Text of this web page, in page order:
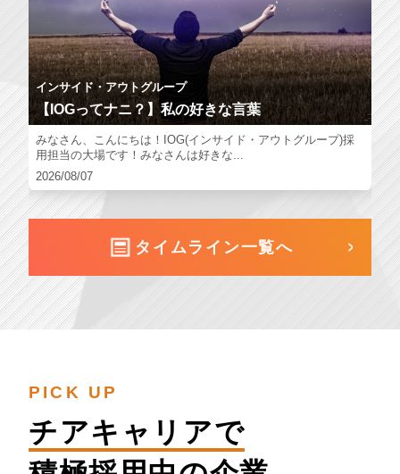
インサイド・アウトグループ
【IOGってナニ？】私の好きな言葉
みなさん、こんにちは！IOG(インサイド・アウトグループ)採
用担当の大場です！みなさんは好きな...
2026/08/07
タイムライン一覧へ
PICK UP
チアキャリアで